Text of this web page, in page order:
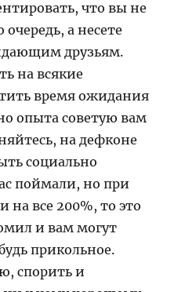
что вы не
а несете
друзьям.
на всякие
время ожидания
опыта советую вам
на дефконе
социально
поймали, но при
на все 200%, то это
и вам могут
прикольное.
спорить и